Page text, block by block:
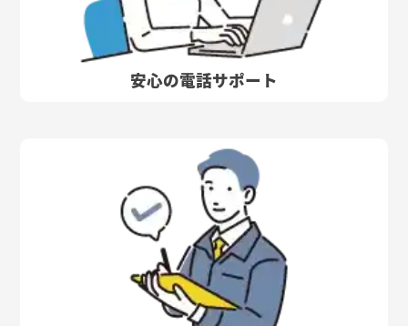
安心の電話サポート